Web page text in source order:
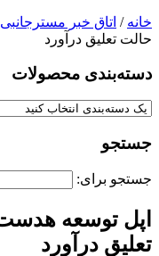
خانه / اتاق خبر مسترجانبی
حالت تعلیق درآورد
دسته‌بندی‌ محصولات
جستجو
جستجو برای:
تعلیق درآورد